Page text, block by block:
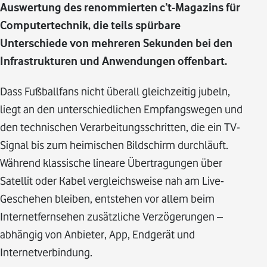
Auswertung des renommierten c’t-Magazins für
Computertechnik, die teils spürbare
Unterschiede von mehreren Sekunden bei den
Infrastrukturen und Anwendungen offenbart.
Dass Fußballfans nicht überall gleichzeitig jubeln,
liegt an den unterschiedlichen Empfangswegen und
den technischen Verarbeitungsschritten, die ein TV-
Signal bis zum heimischen Bildschirm durchläuft.
Während klassische lineare Übertragungen über
Satellit oder Kabel vergleichsweise nah am Live-
Geschehen bleiben, entstehen vor allem beim
Internetfernsehen zusätzliche Verzögerungen –
abhängig von Anbieter, App, Endgerät und
Internetverbindung.